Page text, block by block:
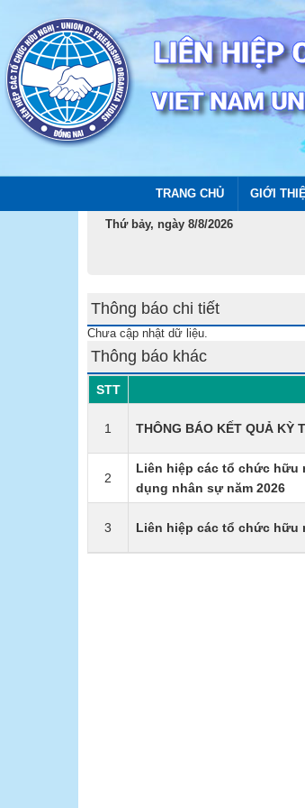
TRANG CHỦ GIỚI
Thứ bảy, ngày 8/8/2026
Thông báo chi tiết
Chưa cập nhật dữ liệu.
Thông báo khác
STT
1 THÔNG BÁO KẾT QUẢ KỲ
2
Liên hiệp các tổ chức hữu
dụng nhân sự năm 2026
3 Liên hiệp các tổ chức hữu